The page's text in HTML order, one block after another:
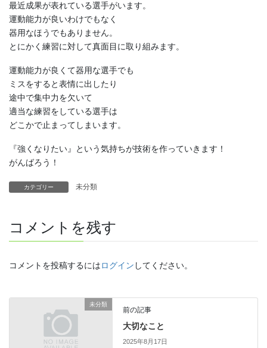
最近成果が表れている選手がいます。
運動能力が良いわけでもなく
器用なほうでもありません。
とにかく練習に対して真面目に取り組みます。
運動能力が良くて器用な選手でも
ミスをすると表情に出したり
途中で集中力を欠いて
適当な練習をしている選手は
どこかで止まってしまいます。
『強くなりたい』という気持ちが技術を作っていきます！
がんばろう！
カテゴリー 未分類
コメントを残す
コメントを投稿するにはログイン してください。
未分類
前の記事
大切なこと
2025年8月17日